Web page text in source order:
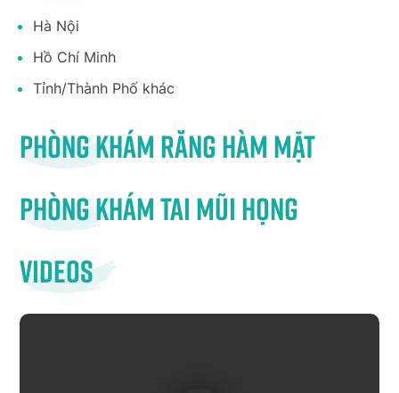
Hà Nội
Hồ Chí Minh
Tỉnh/Thành Phố khác
Phòng khám răng hàm mặt
Phòng khám tai mũi họng
Videos